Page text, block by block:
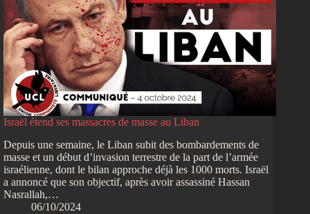
Israël étend ses massacres de masse au Liban
Depuis une semaine, le Liban subit des bombardements de
masse et un début d’invasion terrestre de la part de l’armée
israélienne, dont le bilan approche déjà les 1000 morts. Israël
a annoncé que son objectif, après avoir assassiné Hassan
Nasrallah,…
06/10/2024